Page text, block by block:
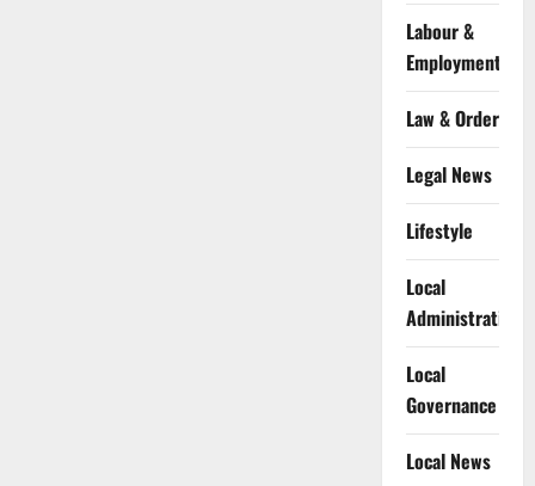
Labour &
Employment
Law & Order
Legal News
Lifestyle
Local
Administration
Local
Governance
Local News